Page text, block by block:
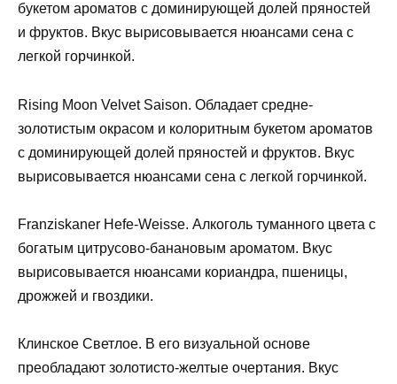
букетом ароматов с доминирующей долей пряностей
и фруктов. Вкус вырисовывается нюансами сена с
легкой горчинкой.
Rising Moon Velvet Saison. Обладает средне-
золотистым окрасом и колоритным букетом ароматов
с доминирующей долей пряностей и фруктов. Вкус
вырисовывается нюансами сена с легкой горчинкой.
Franziskaner Hefe-Weisse. Алкоголь туманного цвета с
богатым цитрусово-банановым ароматом. Вкус
вырисовывается нюансами кориандра, пшеницы,
дрожжей и гвоздики.
Клинское Светлое. В его визуальной основе
преобладают золотисто-желтые очертания. Вкус